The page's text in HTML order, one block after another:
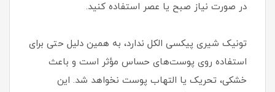
در صورت نیاز صبح یا عصر استفاده کنید.
تونیک شیری پیکسی الکل ندارد، به همین دلیل حتی برای
استفاده روی پوست‌های حساس مؤثر است و باعث
خشکی، تحریک یا التهاب پوست نخواهد شد. این